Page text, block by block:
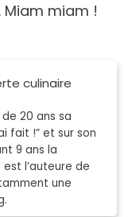
miam !
culinaire
20 ans sa
fait !” et sur son
9 ans la
l’auteure de
une